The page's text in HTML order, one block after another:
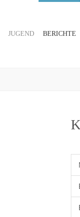
JUGEND BERICHTE